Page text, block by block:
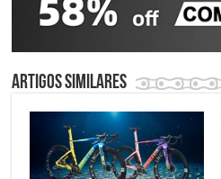
Artigos similares